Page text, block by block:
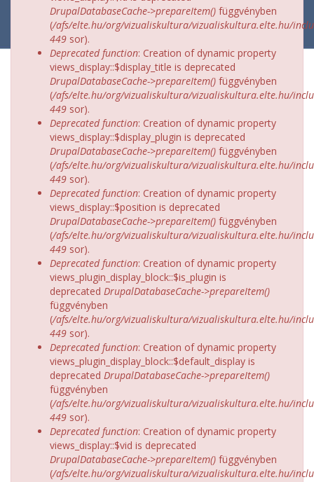
DrupalDatabaseCache->prepareItem() függvényben
(/afs/elte.hu/org/vizualiskultura/vizualiskultura.elte.hu/
449 sor).
Deprecated function: Creation of dynamic property
views_display::$display_title is deprecated
DrupalDatabaseCache->prepareItem() függvényben
(/afs/elte.hu/org/vizualiskultura/vizualiskultura.elte.hu/
449 sor).
Deprecated function: Creation of dynamic property
views_display::$display_plugin is deprecated
DrupalDatabaseCache->prepareItem() függvényben
(/afs/elte.hu/org/vizualiskultura/vizualiskultura.elte.hu/
449 sor).
Deprecated function: Creation of dynamic property
views_display::$position is deprecated
DrupalDatabaseCache->prepareItem() függvényben
(/afs/elte.hu/org/vizualiskultura/vizualiskultura.elte.hu/
449 sor).
Deprecated function: Creation of dynamic property
views_plugin_display_block::$is_plugin is
deprecated DrupalDatabaseCache->prepareItem()
függvényben
(/afs/elte.hu/org/vizualiskultura/vizualiskultura.elte.hu/
449 sor).
Deprecated function: Creation of dynamic property
views_plugin_display_block::$default_display is
deprecated DrupalDatabaseCache->prepareItem()
függvényben
(/afs/elte.hu/org/vizualiskultura/vizualiskultura.elte.hu/
449 sor).
Deprecated function: Creation of dynamic property
views_display::$vid is deprecated
DrupalDatabaseCache->prepareItem() függvényben
(/afs/elte.hu/org/vizualiskultura/vizualiskultura.elte.hu/